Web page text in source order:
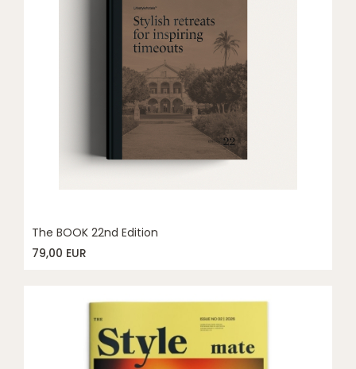
The BOOK 22nd Edition
79,00 EUR